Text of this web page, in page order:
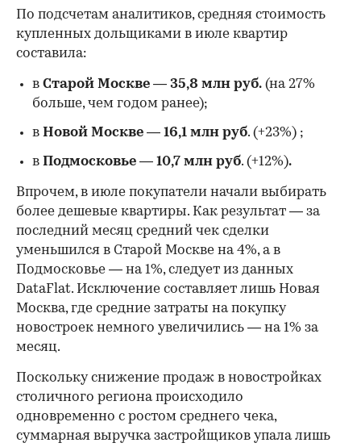
По подсчетам аналитиков, средняя стоимость
купленных дольщиками в июле квартир
составила:
в Старой Москве — 35,8 млн руб. (на 27%
больше, чем годом ранее);
в Новой Москве — 16,1 млн руб. (+23%) ;
в Подмосковье — 10,7 млн руб. (+12%).
Впрочем, в июле покупатели начали выбирать
более дешевые квартиры. Как результат — за
последний месяц средний чек сделки
уменьшился в Старой Москве на 4%, а в
Подмосковье — на 1%, следует из данных
DataFlat. Исключение составляет лишь Новая
Москва, где средние затраты на покупку
новостроек немного увеличились — на 1% за
месяц.
Поскольку снижение продаж в новостройках
столичного региона происходило
одновременно с ростом среднего чека,
суммарная выручка застройщиков упала лишь